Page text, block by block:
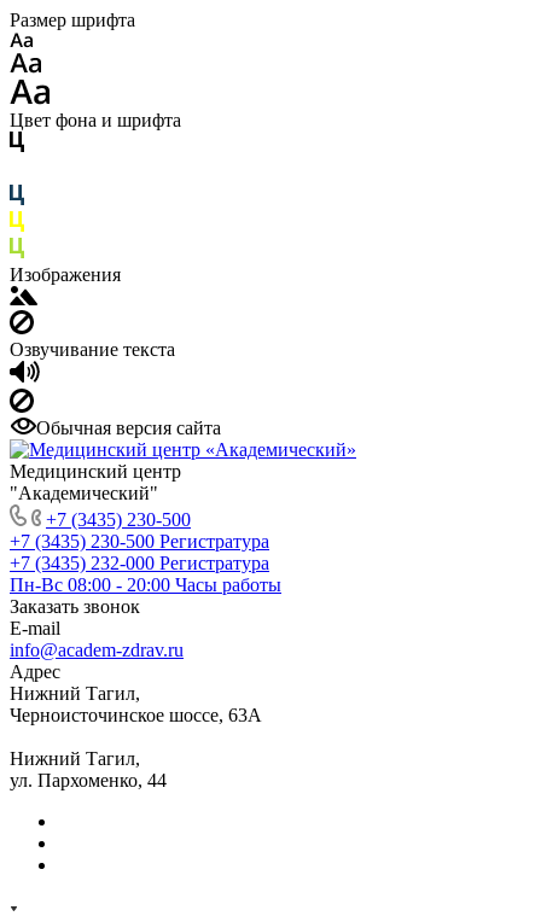
Размер шрифта
Цвет фона и шрифта
Изображения
Озвучивание текста
Обычная версия сайта
Медицинский центр
"Академический"
+7 (3435) 230-500
+7 (3435) 230-500 Регистратура
+7 (3435) 232-000 Регистратура
Пн-Вс 08:00 - 20:00 Часы работы
Заказать звонок
E-mail
info@academ-zdrav.ru
Адрес
Нижний Тагил,
Черноисточинское шоссе, 63А
Нижний Тагил,
ул. Пархоменко, 44